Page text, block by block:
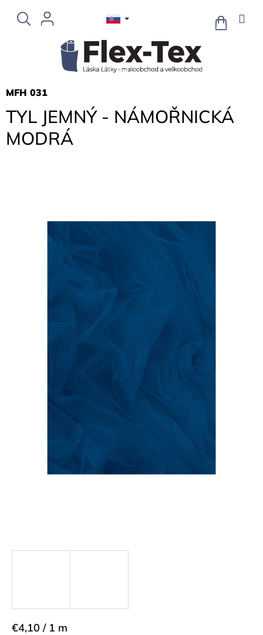
obsah
KOŠÍK
TYL JEMNÝ - NÁMOŘNICKÁ
MODRÁ
MFH 031
Jednotková
€4,10 / 1 m